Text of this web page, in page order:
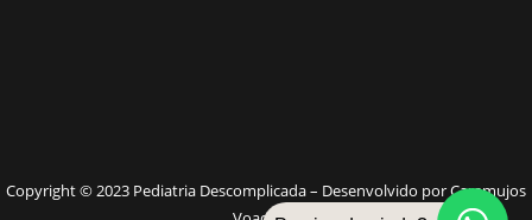
Copyright © 2023 Pediatria Descomplicada – Desenvolvido por Caramujos
W